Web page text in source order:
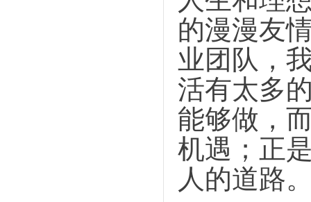
的漫漫友
业团队，
活有太多
能够做，
机遇；正
人的道路